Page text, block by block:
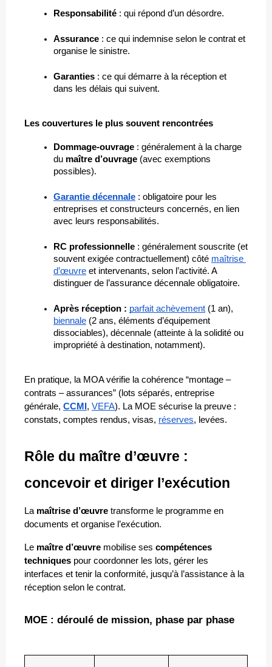
Responsabilité : qui répond d’un désordre.
Assurance : ce qui indemnise selon le contrat et
organise le sinistre.
Garanties : ce qui démarre à la réception et
dans les délais qui suivent.
Les couvertures le plus souvent rencontrées
Dommage-ouvrage : généralement à la charge
du maître d’ouvrage (avec exemptions
possibles).
Garantie décennale : obligatoire pour les
entreprises et constructeurs concernés, en lien
avec leurs responsabilités.
RC professionnelle : généralement souscrite (et
souvent exigée contractuellement) côté maîtrise
d’œuvre et intervenants, selon l’activité. A
distinguer de l’assurance décennale obligatoire.
Après réception : parfait achèvement
biennale (2 ans, éléments d’équipement
dissociables), décennale (atteinte à la solidité ou
impropriété à destination, notamment).
En pratique, la MOA vérifie la cohérence “montage –
contrats – assurances” (lots séparés, entreprise
générale, CCMI , VEFA). La MOE sécurise la preuve :
constats, comptes rendus, visas, réserves, levées.
Rôle du maître d’œuvre :
concevoir et diriger l’exécution
La maîtrise d’œuvre transforme le programme en
documents et organise l’exécution.
Le maître d’œuvre mobilise ses compétences
techniques pour coordonner les lots, gérer les
interfaces et tenir la conformité, jusqu’à l’assistance à la
réception selon le contrat.
MOE : déroulé de mission, phase par phase